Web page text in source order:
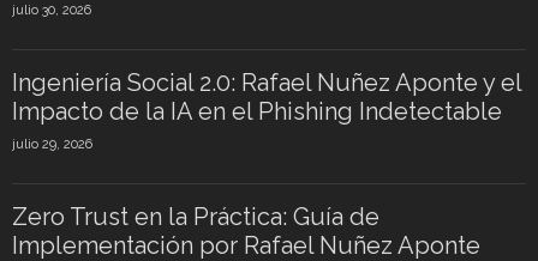
julio 30, 2026
Ingeniería Social 2.0: Rafael Nuñez Aponte y el
Impacto de la IA en el Phishing Indetectable
julio 29, 2026
Zero Trust en la Práctica: Guía de
Implementación por Rafael Nuñez Aponte